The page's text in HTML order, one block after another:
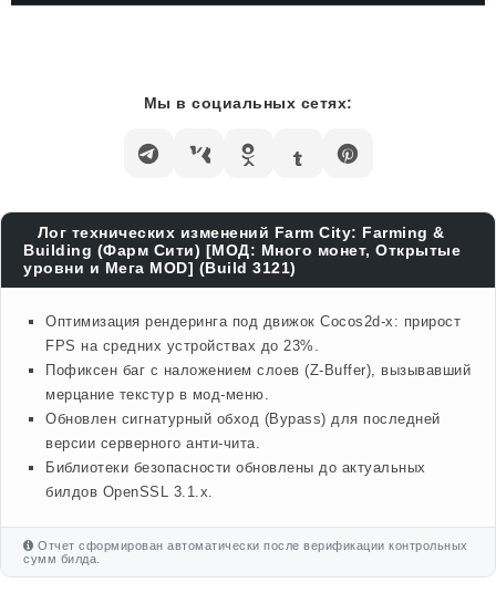
Мы в социальных сетях:
Лог технических изменений Farm City: Farming &
Building (Фарм Сити) [МОД: Много монет, Открытые
уровни и Мега MOD] (Build 3121)
Оптимизация рендеринга под движок Cocos2d-x: прирост
FPS на средних устройствах до 23%.
Пофиксен баг с наложением слоев (Z-Buffer), вызывавший
мерцание текстур в мод-меню.
Обновлен сигнатурный обход (Bypass) для последней
версии серверного анти-чита.
Библиотеки безопасности обновлены до актуальных
билдов OpenSSL 3.1.x.
Отчет сформирован автоматически после верификации контрольных
сумм билда.